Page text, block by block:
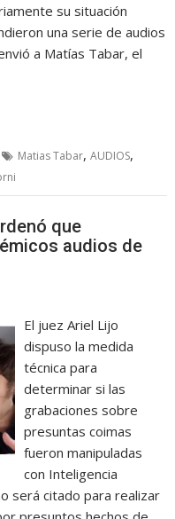
su situación
una serie de audios
a Matías Tabar, el
Matias Tabar,AUDIOS,
que
audios de
El juez Ariel Lijo
dispuso la medida
técnica para
determinar si las
grabaciones sobre
presuntas coimas
fueron manipuladas
con Inteligencia
será citado para realizar